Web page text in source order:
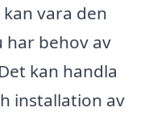
vara den
har behov av
kan handla
installation av